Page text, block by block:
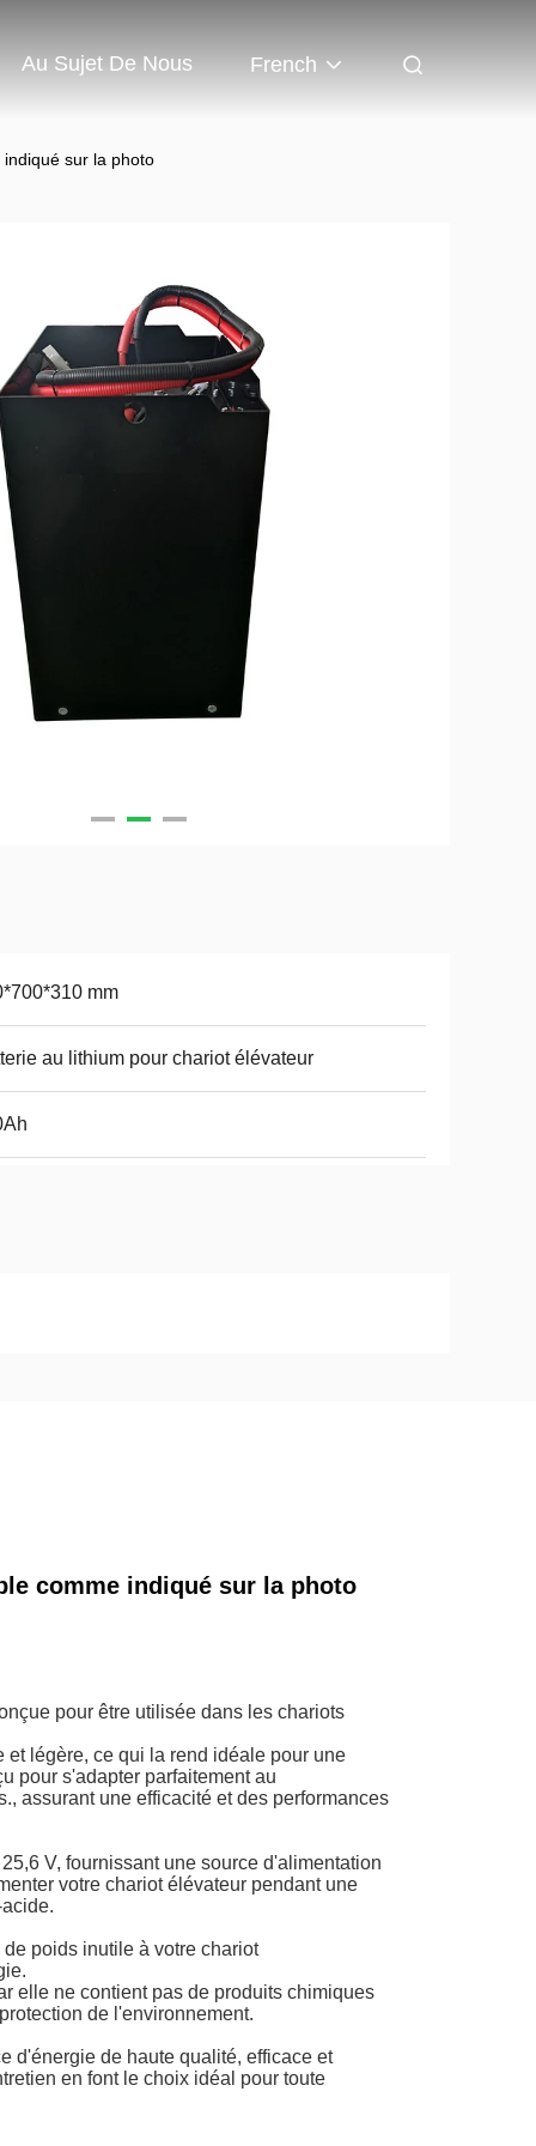
Au Sujet De Nous French
sur la photo
mm
au lithium pour chariot élévateur
comme indiqué sur la photo
pour être utilisée dans les chariots
légère, ce qui la rend idéale pour une
pour s'adapter parfaitement au
assurant une efficacité et des performances
V, fournissant une source d'alimentation
votre chariot élévateur pendant une
poids inutile à votre chariot
elle ne contient pas de produits chimiques
de l'environnement.
d'énergie de haute qualité, efficace et
en font le choix idéal pour toute